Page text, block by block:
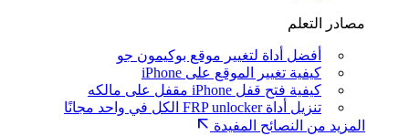
مصادر التعلم
أفضل أداة لتغيير موقع بوكيمون جو
كيفية تغيير الموقع على iPhone
كيفية فتح قفل iPhone مقفل على مالكه
تنزيل أداة FRP unlocker الكل في واحد مجانًا
المزيد من النصائح المفيدة